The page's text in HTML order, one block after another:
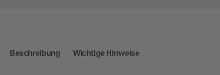
Beschreibung Wichtige Hinweise